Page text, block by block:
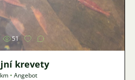
Bild
51
krevety
• Angebot